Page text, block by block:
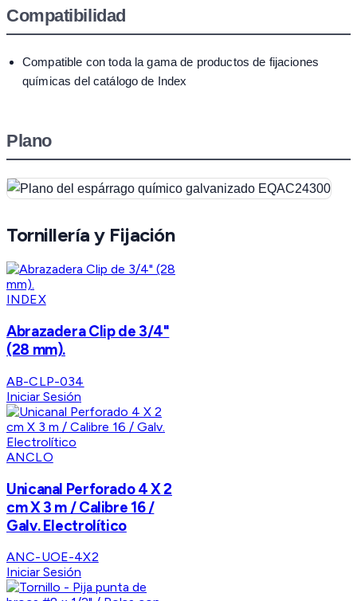
Compatibilidad
Compatible con toda la gama de productos de fijaciones
químicas del catálogo de Index
Plano
Tornillería y Fijación
INDEX
Abrazadera Clip de 3/4"
(28 mm).
AB-CLP-034
Iniciar Sesión
ANCLO
Unicanal Perforado 4 X 2
cm X 3 m / Calibre 16 /
Galv. Electrolítico
ANC-UOE-4X2
Iniciar Sesión